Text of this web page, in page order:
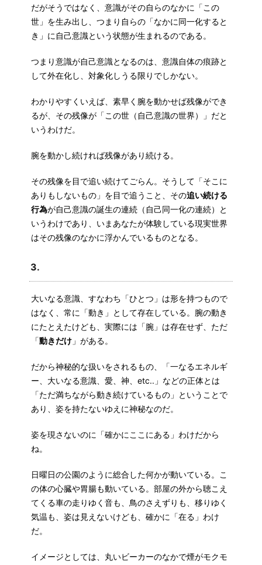
だがそうではなく、意識がその自らのなかに「この
世」を生み出し、つまり自らの「なかに同一化すると
き」に自己意識という状態が生まれるのである。
つまり意識が自己意識となるのは、意識自体の痕跡と
して外在化し、対象化しうる限りでしかない。
わかりやすくいえば、素早く腕を動かせば残像ができ
るが、その残像が「この世（自己意識の世界）」だと
いうわけだ。
腕を動かし続ければ残像があり続ける。
その残像を目で追い続けてごらん。そうして「そこに
ありもしないもの」を目で追うこと、その追い続ける
行為が自己意識の誕生の連続（自己同一化の連続）と
いうわけであり、いまあなたが体験している現実世界
はその残像のなかに浮かんでいるものとなる。
3.
大いなる意識、すなわち「ひとつ」は形を持つもので
はなく、常に「動き」として存在している。腕の動き
にたとえたけども、実際には「腕」は存在せず、ただ
「動きだけ 」がある。
だから神秘的な扱いをされるもの、「一なるエネルギ
ー、大いなる意識、愛、神、etc..」などの正体とは
「ただ満ちながら動き続けているもの」ということで
あり、姿を持たないゆえに神秘なのだ。
姿を現さないのに「確かにここにある」わけだから
ね。
日曜日の公園のように総合した何かが動いている。こ
の体の心臓や胃腸も動いている。部屋の外から聴こえ
てくる車の走りゆく音も、鳥のさえずりも、移りゆく
気温も、姿は見えないけども、確かに「在る」わけ
だ。
イメージとしては、丸いビーカーのなかで煙がモクモ